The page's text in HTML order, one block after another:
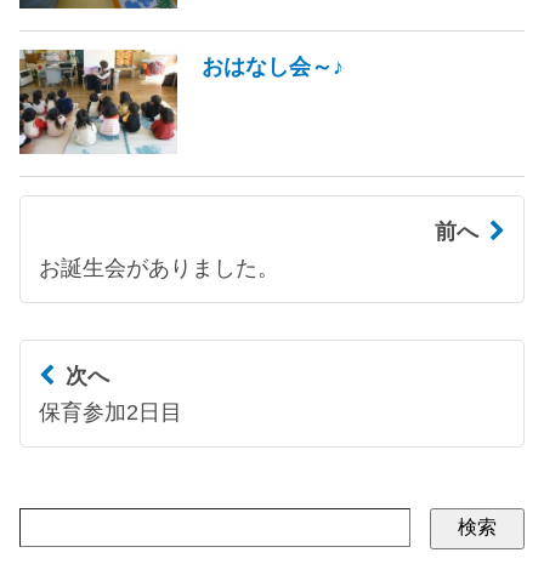
おはなし会～♪
前へ
お誕生会がありました。
次へ
保育参加2日目
検索